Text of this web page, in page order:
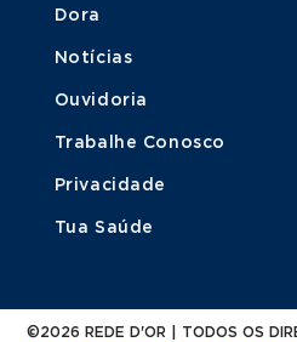
Dora
Notícias
Ouvidoria
Trabalhe Conosco
Privacidade
Tua Saúde
©2026 REDE D'OR | TODOS OS